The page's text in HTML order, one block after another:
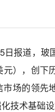
日报道，玻
），创下
场的领先
技术基础